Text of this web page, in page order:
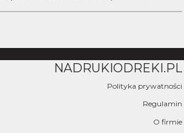
NADRUKIODREKI.PL
Polityka prywatności
Regulamin
O firmie